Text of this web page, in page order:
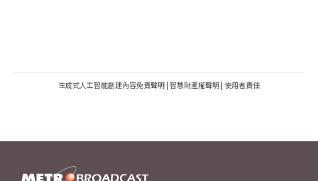
生成式人工智能創建內容免責聲明 | 智慧財產權聲明 | 使用者責任